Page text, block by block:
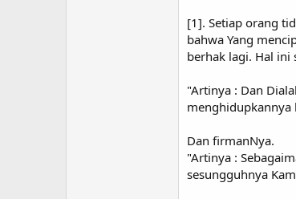
[1]. Setiap orang
bahwa Yang
berhak lagi. Hal ini
"Artinya : Dan
menghidupkannya
Dan firmanNya.
"Artinya :
sesungguhnya